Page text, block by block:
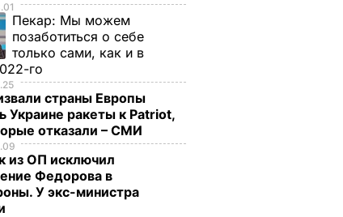
за
Пекар: Мы можем
позаботиться о себе
только сами, как и в
го
страны Европы
Украине ракеты к Patriot,
отказали – СМИ
из ОП исключил
Федорова в
У экс-министра